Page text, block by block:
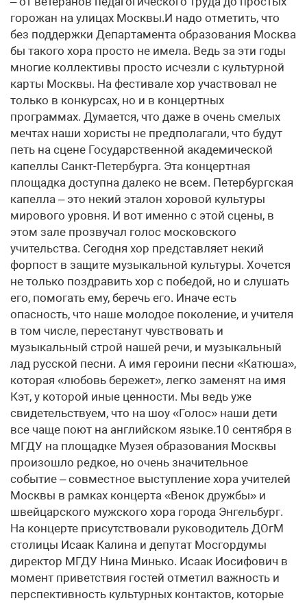
горожан на улицах Москвы.И надо отметить, что
без поддержки Департамента образования Москва
бы такого хора просто не имела. Ведь за эти годы
многие коллективы просто исчезли с культурной
карты Москвы. На фестивале хор участвовал не
только в конкурсах, но и в концертных
программах. Думается, что даже в очень смелых
мечтах наши хористы не предполагали, что будут
петь на сцене Государственной академической
капеллы Санкт-Петербурга. Эта концертная
площадка доступна далеко не всем. Петербургская
капелла – это некий эталон хоровой культуры
мирового уровня. И вот именно с этой сцены, в
этом зале прозвучал голос московского
учительства. Сегодня хор представляет некий
форпост в защите музыкальной культуры. Хочется
не только поздравить хор с победой, но и слушать
его, помогать ему, беречь его. Иначе есть
опасность, что наше молодое поколение, и учителя
в том числе, перестанут чувствовать и
музыкальный строй нашей речи, и музыкальный
лад русской песни. А имя героини песни «Катюша»,
которая «любовь бережет», легко заменят на имя
Кэт, у которой иные ценности. Мы ведь уже
свидетельствуем, что на шоу «Голос» наши дети
все чаще поют на английском языке.10 сентября в
МГДУ на площадке Музея образования Москвы
произошло редкое, но очень значительное
событие – совместное выступление хора учителей
Москвы в рамках концерта «Венок дружбы» и
швейцарского мужского хора города Энгельбург.
На концерте присутствовали руководитель ДОгМ
столицы Исаак Калина и депутат Мосгордумы
директор МГДУ Нина Минько. Исаак Иосифович в
момент приветствия гостей отметил важность и
перспективность культурных контактов, которые